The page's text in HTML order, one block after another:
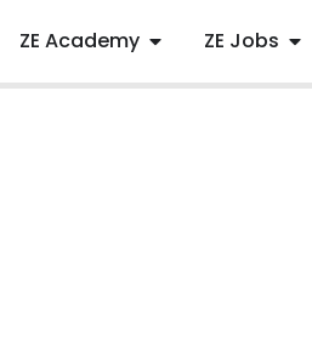
ZE Academy ZE Jobs